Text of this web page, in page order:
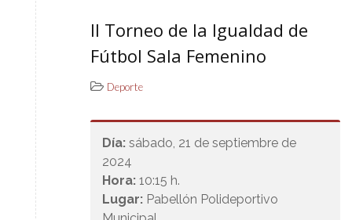
II Torneo de la Igualdad de
Fútbol Sala Femenino
Deporte
Día: sábado, 21 de septiembre de
2024
Hora: 10:15 h.
Lugar: Pabellón Polideportivo